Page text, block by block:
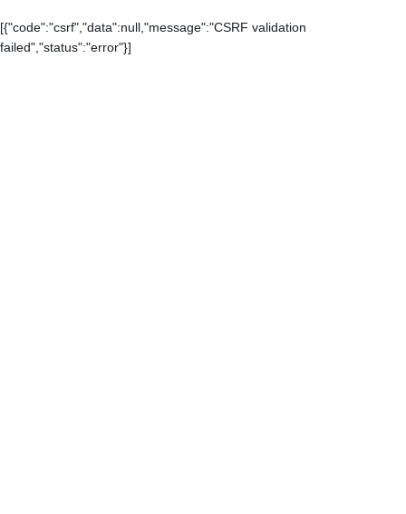
[{"code":"csrf","data":null,"message":"CSRF validation
failed","status":"error"}]